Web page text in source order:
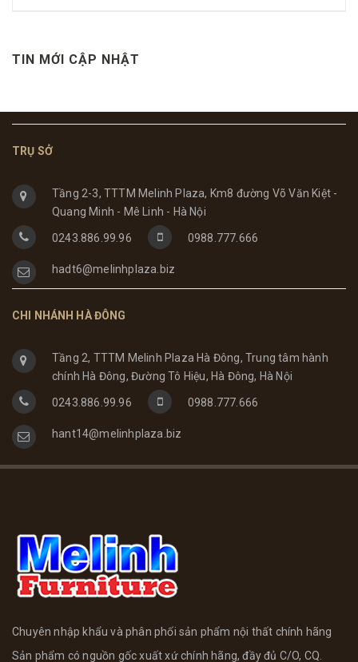
TIN MỚI CẬP NHẬT
TRỤ SỞ
Tầng 2-3, TTTM Melinh Plaza, Km8 đường Võ Văn Kiệt -
Quang Minh - Mê Linh - Hà Nội
0243.886.99.96 0988.777.666
hadt6@melinhplaza.biz
CHI NHÁNH HÀ ĐÔNG
Tầng 2, TTTM Melinh Plaza Hà Đông, Trung tâm hành
chính Hà Đông, Đường Tô Hiệu, Hà Đông, Hà Nội
0243.886.99.96 0988.777.666
hant14@melinhplaza.biz
Chuyên nhập khẩu và phân phối sản phẩm nội thất chính hãng
Sản phẩm có nguồn gốc xuất xứ chính hãng, đầy đủ C/O, CQ.